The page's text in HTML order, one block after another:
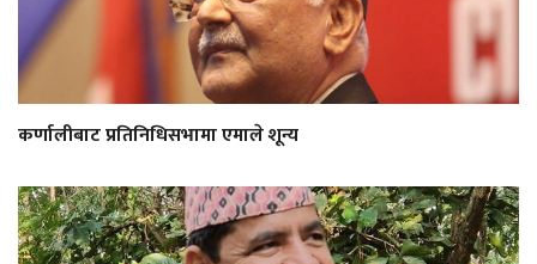
कर्णालीबाट प्रतिनिधिसभामा एमाले शून्य